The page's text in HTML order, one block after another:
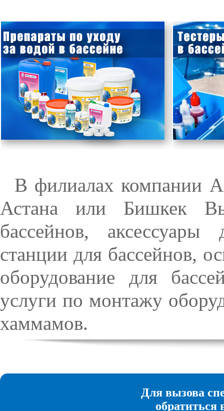
В филиалах компании
Астана или Бишкек
бассейнов, аксессуары
станции для бассейнов,
оборудование для
услуги по монтажу
хаммамов.
Для вызова
обратиться